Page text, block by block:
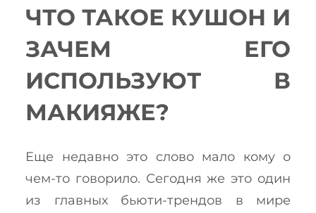
ЧТО ТАКОЕ КУШОН И
ЗАЧЕМ ЕГО
ИСПОЛЬЗУЮТ В
МАКИЯЖЕ?
Еще недавно это слово мало кому о
чем-то говорило. Сегодня же это один
из главных бьюти-трендов в мире